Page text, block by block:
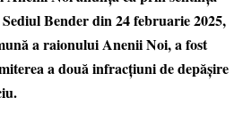
Bender din 24 februarie 2025,
a raionului Anenii Noi, a fost
a două infracțiuni de depășire